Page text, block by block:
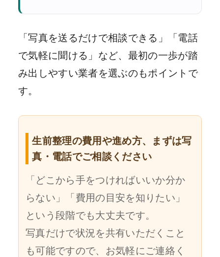
「写真を送るだけで相談できる」「電話
で気軽に聞ける」など、最初の一歩が踏
み出しやすい業者を選ぶのもポイントで
す。
生前整理の費用や進め方、まずは写
真・電話でご相談ください
「どこから手をつければいいか分か
らない」「費用の目安を知りたい」
という段階でも大丈夫です。
写真だけで状況を共有いただくこと
も可能ですので、お気軽にご連絡く